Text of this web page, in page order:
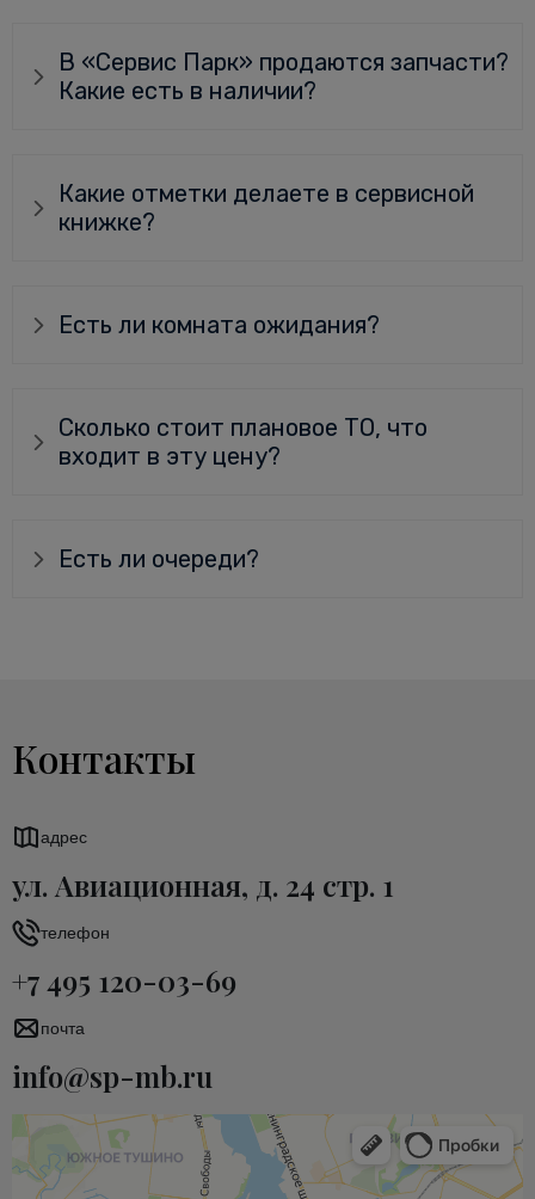
В «Сервис Парк» продаются запчасти?
Какие есть в наличии?
Какие отметки делаете в сервисной
книжке?
Есть ли комната ожидания?
Сколько стоит плановое ТО, что
входит в эту цену?
Есть ли очереди?
Контакты
адрес
ул. Авиационная, д. 24 стр. 1
телефон
+7 495 120-03-69
почта
info@sp-mb.ru